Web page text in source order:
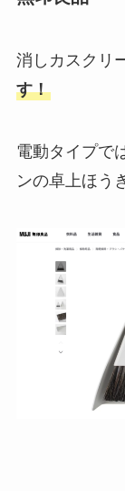
消しカスクリ
す！
電動タイプで
ンの卓上ほう